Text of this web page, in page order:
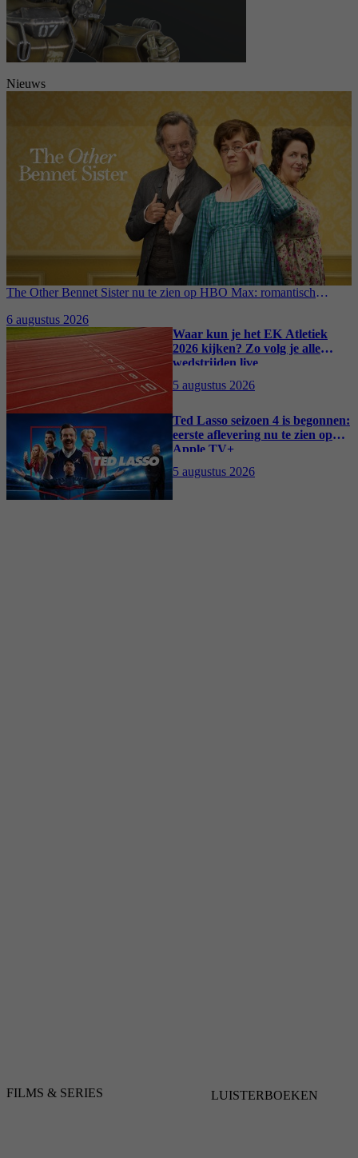
Nieuws
The Other Bennet Sister nu te zien op HBO Max: romantisch
6 augustus 2026
Waar kun je het EK Atletiek
2026 kijken? Zo volg je alle
wedstrijden live
5 augustus 2026
Ted Lasso seizoen 4 is begonnen:
eerste aflevering nu te zien op
Apple TV+
5 augustus 2026
FILMS & SERIES LUISTERBOEKEN